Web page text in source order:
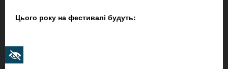
Цього року на фестивалі будуть: